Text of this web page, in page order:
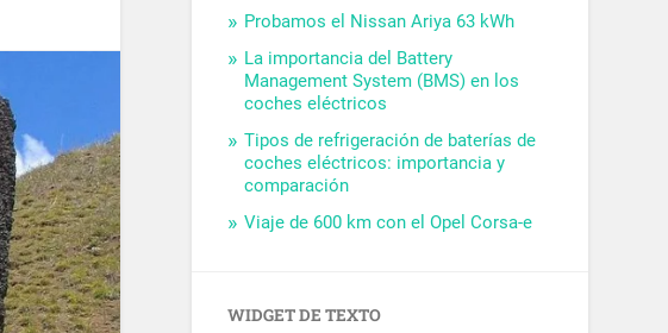
Probamos el Nissan Ariya 63 kWh
La importancia del Battery
Management System (BMS) en los
coches eléctricos
Tipos de refrigeración de baterías de
coches eléctricos: importancia y
comparación
Viaje de 600 km con el Opel Corsa-e
WIDGET DE TEXTO